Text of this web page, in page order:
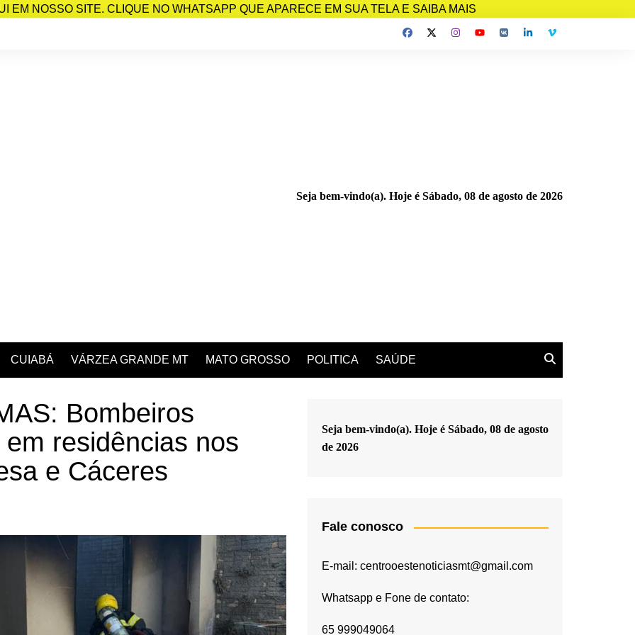
EM NOSSO SITE. CLIQUE NO WHATSAPP QUE APARECE EM SUA TELA E SAIBA MAIS
Seja bem-vindo(a). Hoje é Sábado, 08 de agosto de 2026
CUIABÁ VÁRZEA GRANDE MT MATO GROSSO POLITICA SAÚDE
Bombeiros
residências nos
e Cáceres
Seja bem-vindo(a). Hoje é Sábado, 08 de agosto
de 2026
Fale conosco
E-mail: centrooestenoticiasmt@gmail.com
Whatsapp e Fone de contato:
65 999049064